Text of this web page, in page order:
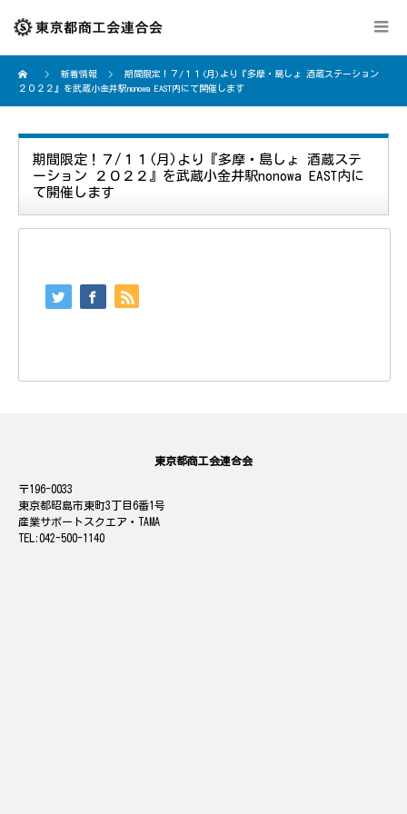
新着情報
期間限定！７/１１(月)より『多摩・島しょ 酒蔵ステーション
２０２２』を武蔵小金井駅nonowa EAST内にて開催します
期間限定！７/１１(月)より『多摩・島しょ 酒蔵ステ
ーション ２０２２』を武蔵小金井駅nonowa EAST内に
て開催します
東京都商工会連合会
196-0033
東京都昭島市東町3丁目6番1号
産業サポートスクエア・TAMA
042-500-1140